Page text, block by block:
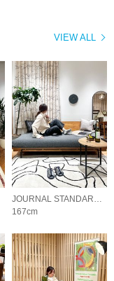
VIEW ALL
JOURNAL STANDARD FURNITURE
167cm